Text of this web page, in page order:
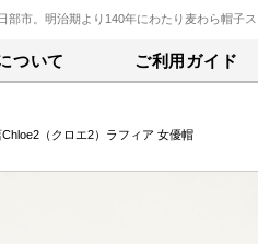
部市。明治期より140年にわたり麦わら帽子
ついて ご利用ガイド
（クロエ2）ラフィア 女優帽